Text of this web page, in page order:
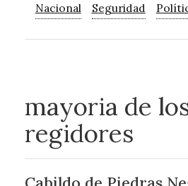
Nacional Seguridad
mayoria de
regidores